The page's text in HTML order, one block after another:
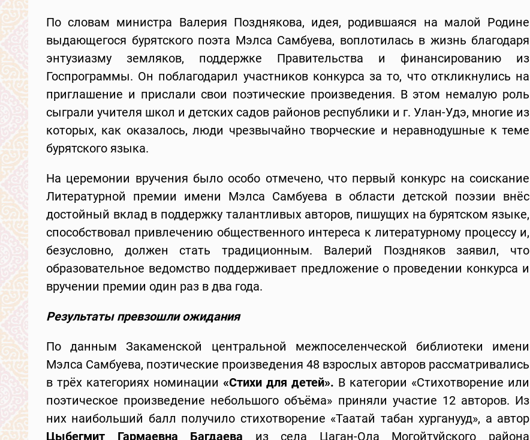
По словам министра Валерия Позднякова, идея, родившаяся на малой Родине
выдающегося бурятского поэта Мэлса Самбуева, воплотилась в жизнь благодаря
энтузиазму земляков, поддержке Правительства и финансированию из
Госпрограммы. Он поблагодарил участников конкурса за то, что откликнулись на
приглашение и прислали свои поэтические произведения. В этом немалую роль
сыграли учителя школ и детских садов районов республики и г. Улан-Удэ, многие из
которых, как оказалось, люди чрезвычайно творческие и неравнодушные к теме
бурятского языка.
На церемонии вручения было особо отмечено, что первый конкурс на соискание
Литературной премии имени Мэлса Самбуева в области детской поэзии внёс
достойный вклад в поддержку талантливых авторов, пишущих на бурятском языке,
способствовал привлечению общественного интереса к литературному процессу и,
безусловно, должен стать традиционным. Валерий Поздняков заявил, что
образовательное ведомство поддерживает предложение о проведении конкурса и
вручении премии один раз в два года.
Результаты превзошли ожидания
По данным Закаменской центральной межпоселенческой библиотеки имени
Мэлса Самбуева, поэтические произведения 48 взрослых авторов рассматривались
в трёх категориях номинации «Стихи для детей». В категории «Стихотворение или
поэтическое произведение небольшого объёма» приняли участие 12 авторов. Из
них наибольший балл получило стихотворение «Таатай табан хурганууд», а автор
Цыбегмит Гармаевна Багдаева из села Цаган-Ола Могойтуйского района